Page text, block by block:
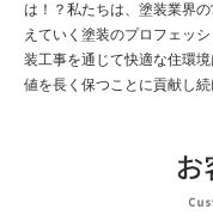
は！？私たちは、塗装業界
えていく塗装のプロフェッ
装工事を通じて快適な住環
値を長く保つことに貢献し続